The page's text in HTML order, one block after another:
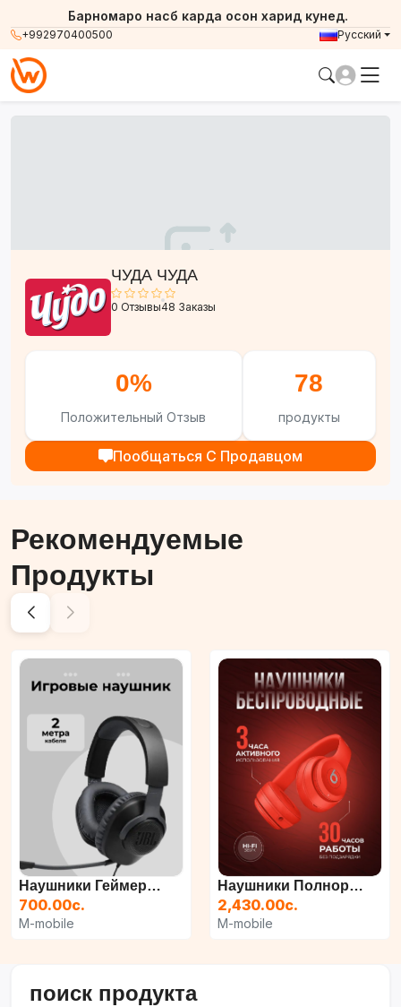
+992970400500
Барномаро насб карда осон харид кунед.
Русский
ЧУДА ЧУДА
0 Отзывы48 Заказы
0%
Положительный Отзыв
78
продукты
Пообщаться С Продавцом
Рекомендуемые
Продукты
Наушники Геймерские Игров...
700.00с.
M-mobile
Наушники Полноразмерные B...
2,430.00с.
M-mobile
поиск продукта